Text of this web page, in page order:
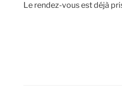
Le rendez-vous est déjà